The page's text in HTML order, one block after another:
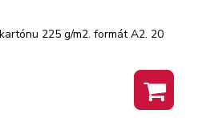
225 g/m2. formát A2. 20